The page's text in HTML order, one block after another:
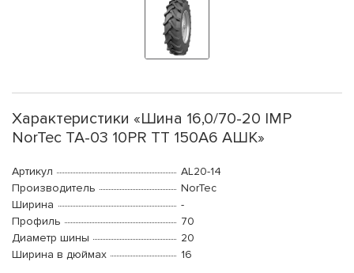
Характеристики «Шина 16,0/70-20 IMP
NorTec TA-03 10PR TT 150А6 АШК»
Артикул
AL20-14
Производитель
NorTec
Ширина
-
Профиль
70
Диаметр шины
20
Ширина в дюймах
16